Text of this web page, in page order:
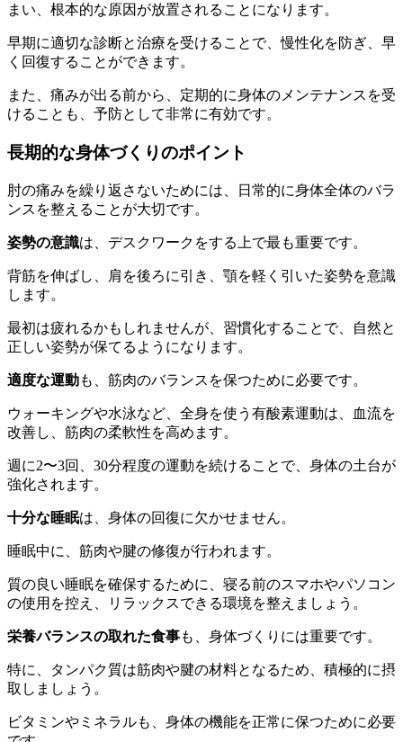
まい、根本的な原因が放置されることになります。
早期に適切な診断と治療を受けることで、慢性化を防ぎ、早
く回復することができます。
また、痛みが出る前から、定期的に身体のメンテナンスを受
けることも、予防として非常に有効です。
長期的な身体づくりのポイント
肘の痛みを繰り返さないためには、日常的に身体全体のバラ
ンスを整えることが大切です。
姿勢の意識は、デスクワークをする上で最も重要です。
背筋を伸ばし、肩を後ろに引き、顎を軽く引いた姿勢を意識
します。
最初は疲れるかもしれませんが、習慣化することで、自然と
正しい姿勢が保てるようになります。
適度な運動も、筋肉のバランスを保つために必要です。
ウォーキングや水泳など、全身を使う有酸素運動は、血流を
改善し、筋肉の柔軟性を高めます。
週に2〜3回、30分程度の運動を続けることで、身体の土台が
強化されます。
十分な睡眠は、身体の回復に欠かせません。
睡眠中に、筋肉や腱の修復が行われます。
質の良い睡眠を確保するために、寝る前のスマホやパソコン
の使用を控え、リラックスできる環境を整えましょう。
栄養バランスの取れた食事も、身体づくりには重要です。
特に、タンパク質は筋肉や腱の材料となるため、積極的に摂
取しましょう。
ビタミンやミネラルも、身体の機能を正常に保つために必要